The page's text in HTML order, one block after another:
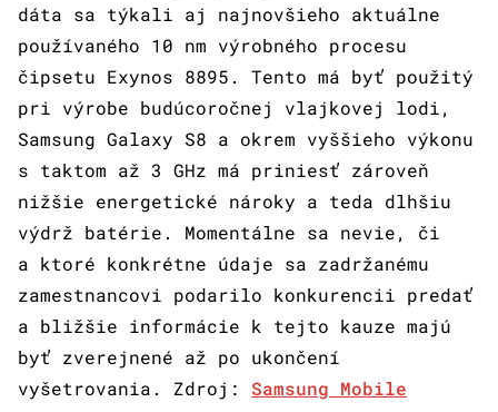
dáta sa týkali aj najnovšieho aktuálne
používaného 10 nm výrobného procesu
čipsetu Exynos 8895. Tento má byť použitý
pri výrobe budúcoročnej vlajkovej lodi,
Samsung Galaxy S8 a okrem vyššieho výkonu
s taktom až 3 GHz má priniesť zároveň
nižšie energetické nároky a teda dlhšiu
výdrž batérie. Momentálne sa nevie, či
a ktoré konkrétne údaje sa zadržanému
zamestnancovi podarilo konkurencii predať
a bližšie informácie k tejto kauze majú
byť zverejnené až po ukončení
vyšetrovania. Zdroj: Samsung Mobile